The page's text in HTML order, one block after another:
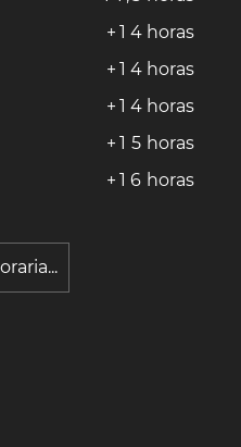
+ 1 4 horas
+ 1 4 horas
+ 1 4 horas
+ 1 5 horas
+ 1 6 horas